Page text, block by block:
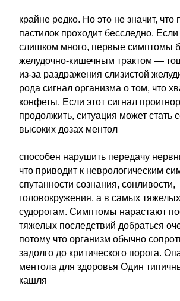
крайне редко. Но это не значит, что
пастилок проходит бесследно. Если
слишком много, первые симптомы
желудочно-кишечным трактом —
из-за раздражения слизистой
рода сигнал организма о том, что
конфеты. Если этот сигнал
продолжить, ситуация может стать
высоких дозах ментол
способен нарушить передачу
что приводит к неврологическим
спутанности сознания, сонливости,
головокружения, а в самых
судорогам. Симптомы нарастают
тяжелых последствий добраться
потому что организм обычно
задолго до критического порога.
ментола для здоровья Один
кашля